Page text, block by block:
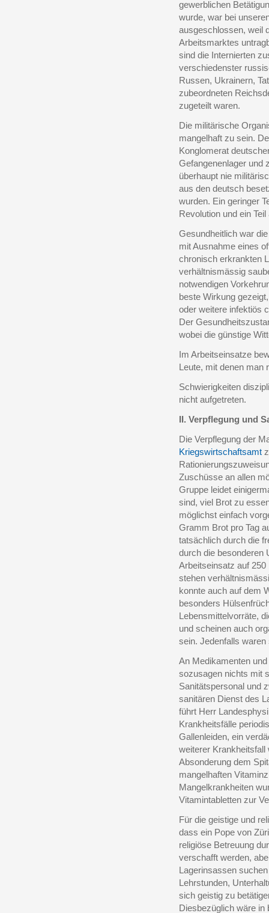
gewerblichen
wurde, war bei
ausgeschlossen, weil
Arbeitsmarktes
sind die Internierten
verschiedenster
Russen, Ukrainern,
zubeordneten
zugeteilt waren.
Die militärische
mangelhaft zu sein.
Konglomerat
Gefangenenlager und
überhaupt nie
aus den deutsch
wurden. Ein geringer
Revolution und ein
Gesundheitlich war
mit Ausnahme eines
chronisch erkrankten
verhältnismässig
notwendigen
beste Wirkung
oder weitere infektiös
Der
wobei die günstige
Im Arbeitseinsatze
Leute, mit denen man
Schwierigkeiten
nicht aufgetreten.
II. Verpflegung und
Die Verpflegung der
Kriegswirtschaftsamt
Zuschüsse an allen
Gruppe leidet
sind, viel Brot zu
möglichst einfach
Gramm Brot pro Tag
tatsächlich durch die
durch die besonderen
Arbeitseinsatz auf
stehen
konnte auch auf dem
besonders
Lebensmittelvorräte,
und scheinen auch
sein. Jedenfalls
An Medikamenten
sozusagen nichts mit
Sanitätspersonal und
sanitären Dienst des
führt Herr
Krankheitsfälle
Gallenleiden, ein
weiterer Krankheitsfall
Absonderung dem
mangelhaften
Mangelkrankheiten
Vitamintabletten zur
Für die geistige und
dass ein Pope von
religiöse Betreuung
verschafft werden,
Lagerinsassen
Lehrstunden,
sich geistig zu
Diesbezüglich wäre in